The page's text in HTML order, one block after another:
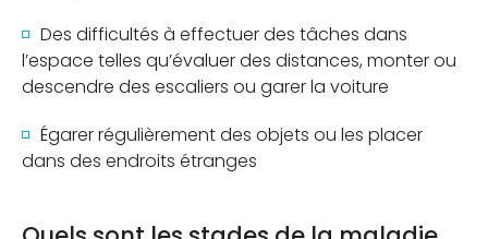
Des difficultés à effectuer des tâches dans
l’espace telles qu’évaluer des distances, monter ou
descendre des escaliers ou garer la voiture
Égarer régulièrement des objets ou les placer
dans des endroits étranges